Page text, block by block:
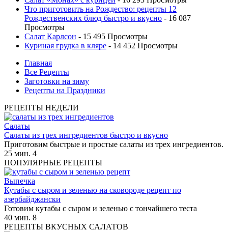
Что приготовить на Рождество: рецепты 12
Рождественских блюд быстро и вкусно - 16 087
Просмотры
Салат Карлсон - 15 495 Просмотры
Куриная грудка в кляре - 14 452 Просмотры
Главная
Все Рецепты
Заготовки на зиму
Рецепты на Праздники
РЕЦЕПТЫ НЕДЕЛИ
Салаты
Салаты из трех ингредиентов быстро и вкусно
Приготовим быстрые и простые салаты из трех ингредиентов.
25 мин. 4
ПОПУЛЯРНЫЕ РЕЦЕПТЫ
Выпечка
Кутабы с сыром и зеленью на сковороде рецепт по
азербайджански
Готовим кутабы с сыром и зеленью с тончайшего теста
40 мин. 8
РЕЦЕПТЫ ВКУСНЫХ САЛАТОВ